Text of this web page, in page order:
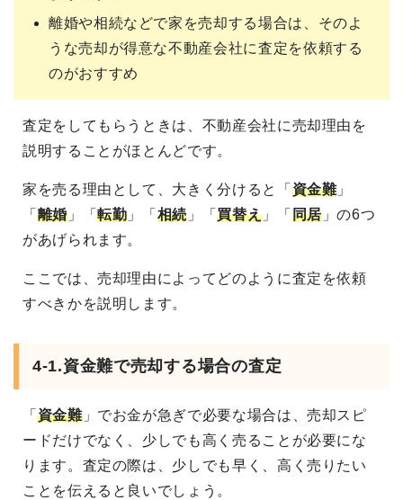
離婚や相続などで家を売却する場合は、そのよ
うな売却が得意な不動産会社に査定を依頼する
のがおすすめ
査定をしてもらうときは、不動産会社に売却理由を
説明することがほとんどです。
家を売る理由として、大きく分けると「 資金難」
「 離婚」「転勤 」「 相続 」「買替え 」「 同居」の6つ
があげられます。
ここでは、売却理由によってどのように査定を依頼
すべきかを説明します。
4-1.資金難で売却する場合の査定
「 資金難」でお金が急ぎで必要な場合は、売却スピ
ードだけでなく、少しでも高く売ることが必要にな
ります。査定の際は、少しでも早く、高く売りたい
ことを伝えると良いでしょう。